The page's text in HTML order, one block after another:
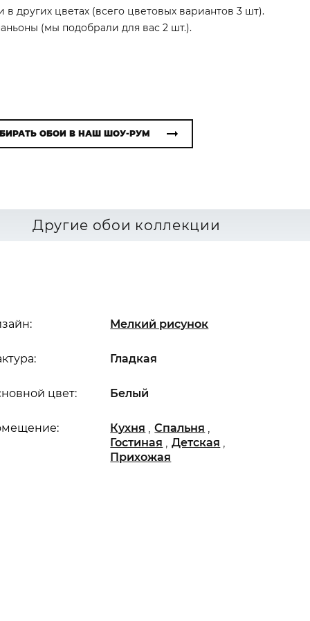
в других цветах (всего цветовых вариантов 3 шт).
(мы подобрали для вас 2 шт.).
ОБОИ В НАШ ШОУ-РУМ
Другие обои коллекции
цвет: Белый
Мелкий рисунок
Кухня ,Спальня ,
Гостиная ,Детская ,
Прихожая
Гладкая